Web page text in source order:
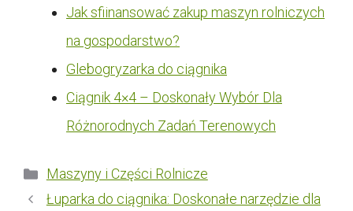
Jak sfiinansować zakup maszyn rolniczych
na gospodarstwo?
Glebogryzarka do ciągnika
Ciągnik 4×4 – Doskonały Wybór Dla
Różnorodnych Zadań Terenowych
Kategorie
Maszyny i Części Rolnicze
Łuparka do ciągnika: Doskonałe narzędzie dla